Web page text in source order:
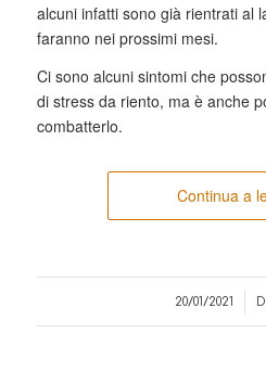
alcuni infatti sono già rientrati al
faranno nei prossimi mesi.
Ci sono alcuni sintomi che
di stress da riento, ma è anche
combatterlo.
Continua a
20/01/2021
/